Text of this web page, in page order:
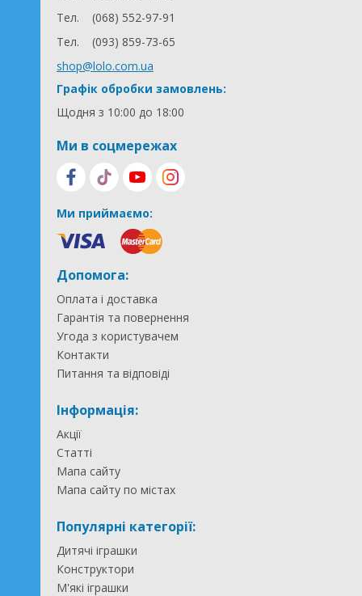
Тел.
(068) 552-97-91
Тел.
(093) 859-73-65
shop@lolo.com.ua
Графік обробки замовлень:
Щодня з 10:00 до 18:00
Ми в соцмережах
Ми приймаємо:
Допомога:
Оплата і доставка
Гарантія та повернення
Угода з користувачем
Контакти
Питання та відповіді
Інформація:
Акції
Статті
Мапа сайту
Мапа сайту по містах
Популярні категорії:
Дитячі іграшки
Конструктори
М'які іграшки